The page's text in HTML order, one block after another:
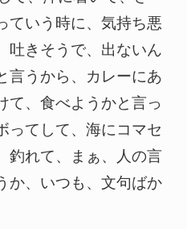
ていう時に、気持ち悪
吐きそうで、出ないん
言うから、カレーにあ
て、食べようかと言っ
ってして、海にコマセ
釣れて、まぁ、人の言
か、いつも、文句ばか